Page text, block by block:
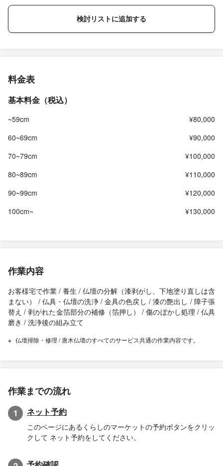
検討リストに追加する
料金表
基本料金（税込）
~59cm
¥80,000
60~69cm
¥90,000
70~79cm
¥100,000
80~89cm
¥110,000
90~99cm
¥120,000
100cm~
¥130,000
作業内容
お客様宅で作業 / 養生 / 仏壇の分解（漆剥がし、下地塗り直しは含
まない） / 仏具・仏壇の洗浄 / 金具の色戻し / 漆の艶出し / 障子張
替え / 剥がれた金箔部分の補修（箔押し） / 傷のぼかし処理 / 仏具
磨き / 洗浄後の組み立て
仏壇掃除・修理 / 唐木仏壇のすべてのサービス共通の作業内容です。
作業までの流れ
1 ネット予約
このページにあるくらしのマーケットの予約ボタンをクリッ
クして ネット予約をしてください。